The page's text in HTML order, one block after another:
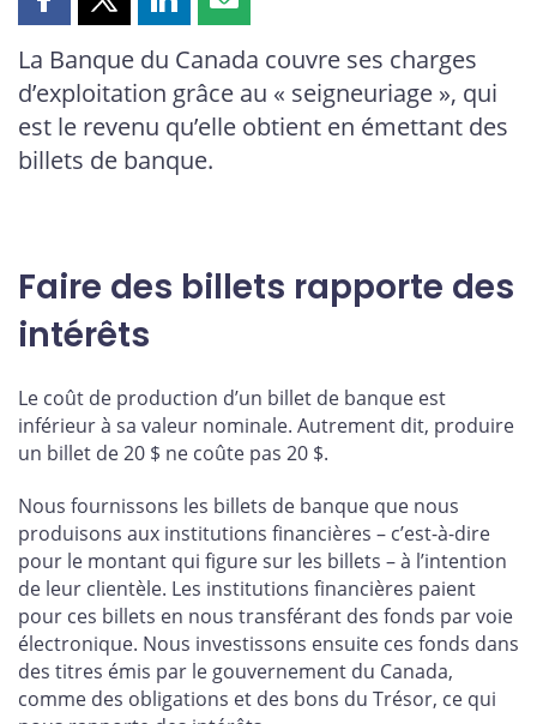
Partager
page
sur
Facebook
Partager
page
sur
X
Partager
page
sur
LinkedIn
Partager
page
par
courriel
La Banque du Canada couvre ses charges
d’exploitation grâce au « seigneuriage », qui
est le revenu qu’elle obtient en émettant des
billets de banque.
Faire des billets rapporte des
intérêts
Le coût de production d’un billet de banque est
inférieur à sa valeur nominale. Autrement dit, produire
un billet de 20 $ ne coûte pas 20 $.
Nous fournissons les billets de banque que nous
produisons aux institutions financières – c’est-à-dire
pour le montant qui figure sur les billets – à l’intention
de leur clientèle. Les institutions financières paient
pour ces billets en nous transférant des fonds par voie
électronique. Nous investissons ensuite ces fonds dans
des titres émis par le gouvernement du Canada,
comme des obligations et des bons du Trésor, ce qui